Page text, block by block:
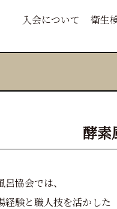
入会について 衛生
酵素
呂協会では、
経験と職人技を活かした